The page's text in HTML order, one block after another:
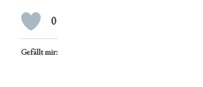
0
Gefällt mir: